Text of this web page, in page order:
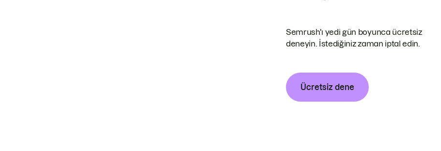
Semrush'ı yedi gün boyunca ücretsiz
deneyin. İstediğiniz zaman iptal edin.
Ücretsiz dene